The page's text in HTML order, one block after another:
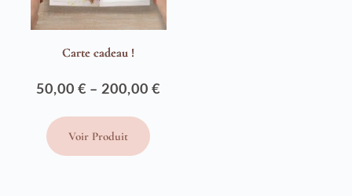
Carte cadeau !
50,00€ – 200,00€
Plage
de
prix :
Voir Produit